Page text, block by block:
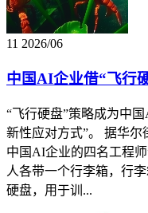
11 2026/06
中国AI企业借“飞行
“飞行硬盘”策略成为中
新性应对方式”。 据华
中国AI企业的四名工程
人各带一个行李箱，行
硬盘，用于训...